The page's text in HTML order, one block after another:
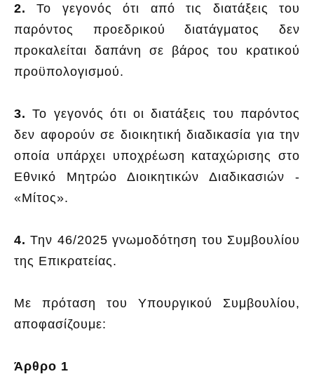
2. Το γεγονός ότι από τις διατάξεις του
παρόντος προεδρικού διατάγματος δεν
προκαλείται δαπάνη σε βάρος του κρατικού
προϋπολογισμού.
3. Το γεγονός ότι οι διατάξεις του παρόντος
δεν αφορούν σε διοικητική διαδικασία για την
οποία υπάρχει υποχρέωση καταχώρισης στο
Εθνικό Μητρώο Διοικητικών Διαδικασιών -
«Μίτος».
4. Την 46/2025 γνωμοδότηση του Συμβουλίου
της Επικρατείας.
Με πρόταση του Υπουργικού Συμβουλίου,
αποφασίζουμε:
Άρθρο 1